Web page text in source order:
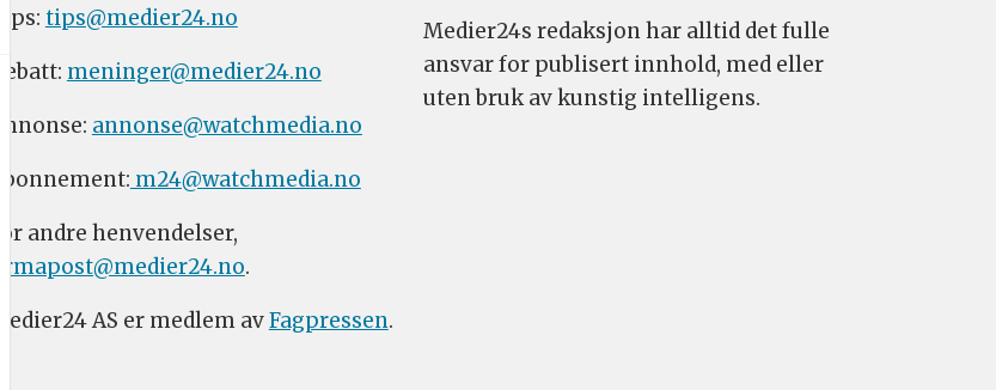
Tips: tips@medier24.no
Debatt: meninger@medier24.no
Annonse: annonse@watchmedia.no
Abonnement: m24@watchmedia.no
For andre henvendelser,
firmapost@medier24.no.
Medier24 AS er medlem avFagpressen.
Medier24s redaksjon har alltid det fulle
ansvar for publisert innhold, med eller
uten bruk av kunstig intelligens.